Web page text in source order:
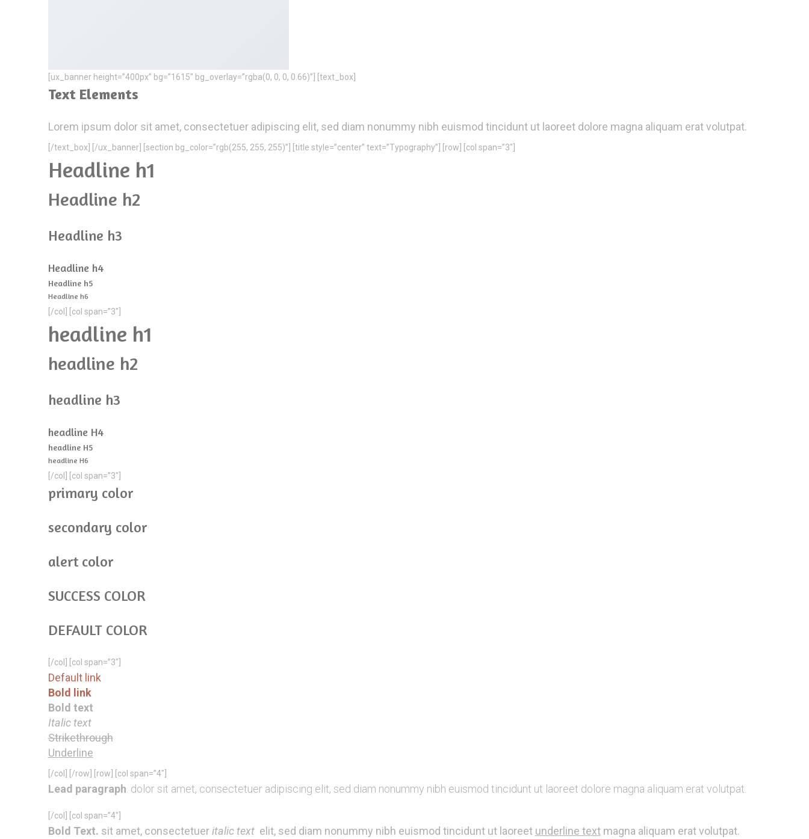
[ux_banner height=”400px” bg=”1615″ bg_overlay=”rgba(0, 0, 0, 0.66)”] [text_box]
Text Elements
Lorem ipsum dolor sit amet, consectetuer adipiscing elit, sed diam nonummy nibh euismod tincidunt ut laoreet dolore magna aliquam erat volutpat.
[/text_box] [/ux_banner] [section bg_color=”rgb(255, 255, 255)”] [title style=”center” text=”Typography”] [row] [col span=”3″]
Headline h1
Headline h2
Headline h3
Headline h4
Headline h5
Headline h6
[/col] [col span=”3″]
headline h1
headline h2
headline h3
headline H4
headline H5
headline H6
[/col] [col span=”3″]
primary color
secondary color
alert color
SUCCESS COLOR
DEFAULT COLOR
[/col] [col span=”3″]
Default link
Bold link
Bold text
Italic text
Strikethrough
Underline
[/col] [/row] [row] [col span=”4″]
Lead paragraph . dolor sit amet, consectetuer adipiscing elit, sed diam nonummy nibh euismod tincidunt ut laoreet dolore magna aliquam erat volutpat.
[/col] [col span=”4″]
Bold Text. sit amet, consectetueritalic text elit, sed diam nonummy nibh euismod tincidunt ut laoreet underline textmagna aliquam erat volutpat.